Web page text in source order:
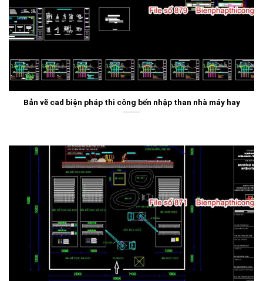
Bản vẽ cad biện pháp thi công bến nhập than nhà máy hay